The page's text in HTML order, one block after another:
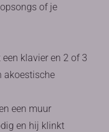
of je
klavier en 2 of 3
akoestische
een muur
en hij klinkt